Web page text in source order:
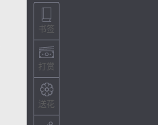
书签
打赏
送花